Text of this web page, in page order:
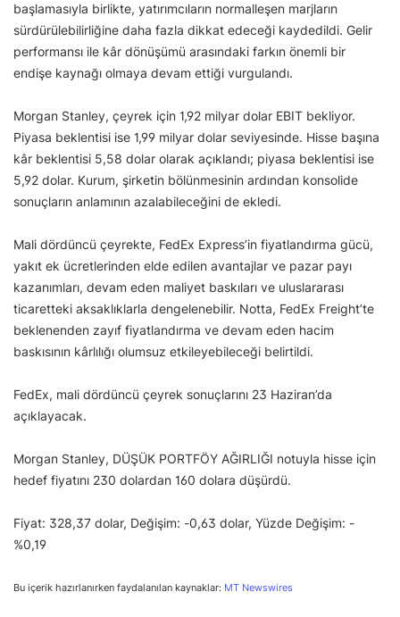
başlamasıyla birlikte, yatırımcıların normalleşen marjların
sürdürülebilirliğine daha fazla dikkat edeceği kaydedildi. Gelir
performansı ile kâr dönüşümü arasındaki farkın önemli bir
endişe kaynağı olmaya devam ettiği vurgulandı.
Morgan Stanley, çeyrek için 1,92 milyar dolar EBIT bekliyor.
Piyasa beklentisi ise 1,99 milyar dolar seviyesinde. Hisse başına
kâr beklentisi 5,58 dolar olarak açıklandı; piyasa beklentisi ise
5,92 dolar. Kurum, şirketin bölünmesinin ardından konsolide
sonuçların anlamının azalabileceğini de ekledi.
Mali dördüncü çeyrekte, FedEx Express’in fiyatlandırma gücü,
yakıt ek ücretlerinden elde edilen avantajlar ve pazar payı
kazanımları, devam eden maliyet baskıları ve uluslararası
ticaretteki aksaklıklarla dengelenebilir. Notta, FedEx Freight’te
beklenenden zayıf fiyatlandırma ve devam eden hacim
baskısının kârlılığı olumsuz etkileyebileceği belirtildi.
FedEx, mali dördüncü çeyrek sonuçlarını 23 Haziran’da
açıklayacak.
Morgan Stanley, DÜŞÜK PORTFÖY AĞIRLIĞI notuyla hisse için
hedef fiyatını 230 dolardan 160 dolara düşürdü.
Fiyat: 328,37 dolar, Değişim: -0,63 dolar, Yüzde Değişim: -
%0,19
Bu içerik hazırlanırken faydalanılan kaynaklar: MT Newswires